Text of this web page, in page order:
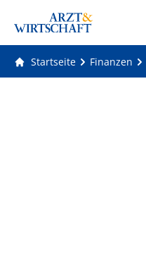
Startseite Finanzen